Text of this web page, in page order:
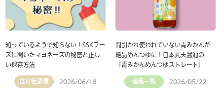
知っているようで知らない！SSKフー
ズに聞いたマヨネーズの秘密と正し
い保存方法
食宣伝通信 2026/06/18
間引かれ使われていない青みかんが
絶品めんつゆに！日本丸天醤油の
『青みかんめんつゆストレート』
商品一覧 2026/05/22